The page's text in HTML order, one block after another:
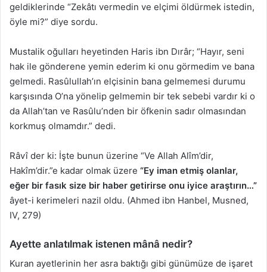
geldiklerinde “Zekâtı vermedin ve elçimi öldürmek istedin,
öyle mi?” diye sordu.
Mustalik oğulları heyetinden Haris ibn Dırâr; “Hayır, seni
hak ile gönderene yemin ederim ki onu görmedim ve bana
gelmedi. Rasûlullah’ın elçisinin bana gelmemesi durumu
karşısında O’na yönelip gelmemin bir tek sebebi vardır ki o
da Allah’tan ve Rasûlu’nden bir öfkenin sadır olmasından
korkmuş olmamdır.” dedi.
Râvî der ki: İşte bunun üzerine “Ve Allah Alîm’dir,
Hakîm’dir.”e kadar olmak üzere “Ey iman etmiş olanlar,
eğer bir fasık size bir haber getirirse onu iyice araştırın…”
âyet-i kerimeleri nazil oldu. (Ahmed ibn Hanbel, Musned,
IV, 279)
Ayette anlatılmak istenen mânâ nedir?
Kuran ayetlerinin her asra baktığı gibi günümüze de işaret